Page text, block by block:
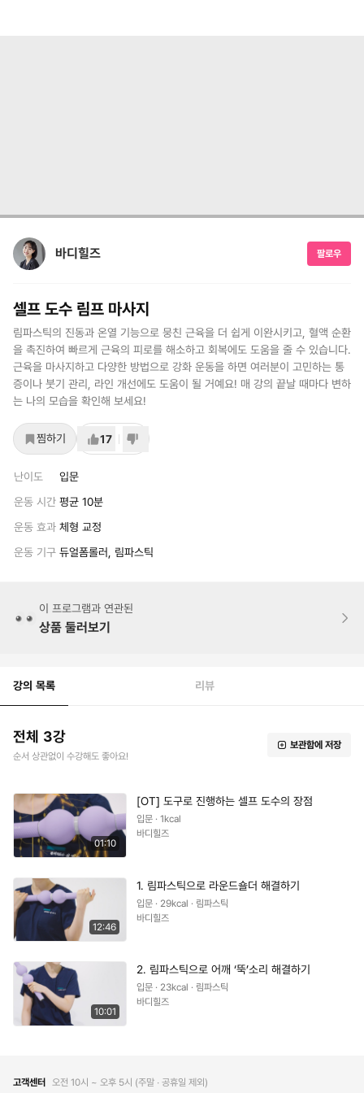
바디힐즈 팔로우
셀프 도수 림프 마사지
림파스틱의 진동과 온열 기능으로 뭉친 근육을 더 쉽게 이완시키고, 혈액 순환
을 촉진하여 빠르게 근육의 피로를 해소하고 회복에도 도움을 줄 수 있습니다.
근육을 마사지하고 다양한 방법으로 강화 운동을 하면 여러분이 고민하는 통
증이나 붓기 관리, 라인 개선에도 도움이 될 거예요! 매 강의 끝날 때마다 변하
는 나의 모습을 확인해 보세요!
찜하기 17
난이도
입문
운동 시간 평균 10분
운동 효과 체형 교정
운동 기구 듀얼폼롤러, 림파스틱
이 프로그램과 연관된
상품 둘러보기
강의 목록 리뷰
전체 3강
순서 상관없이 수강해도 좋아요!
보관함에 저장
01:10
[OT] 도구로 진행하는 셀프 도수의 장점
입문 · 1kcal
바디힐즈
12:46
1. 림파스틱으로 라운드숄더 해결하기
입문 · 29kcal · 림파스틱
바디힐즈
10:01
2. 림파스틱으로 어깨 ‘뚝’소리 해결하기
입문 · 23kcal · 림파스틱
바디힐즈
고객센터 오전 10시 ~ 오후 5시 (주말 ∙ 공휴일 제외)